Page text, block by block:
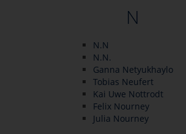
N
N.N
N.N.
Ganna Netyukhaylo
Tobias Neufert
Kai Uwe Nottrodt
Felix Nourney
Julia Nourney